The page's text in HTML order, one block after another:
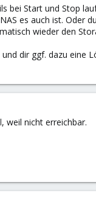
bei Start und Stop
es auch ist. Oder
wieder den
dir ggf. dazu eine
weil nicht erreichbar.